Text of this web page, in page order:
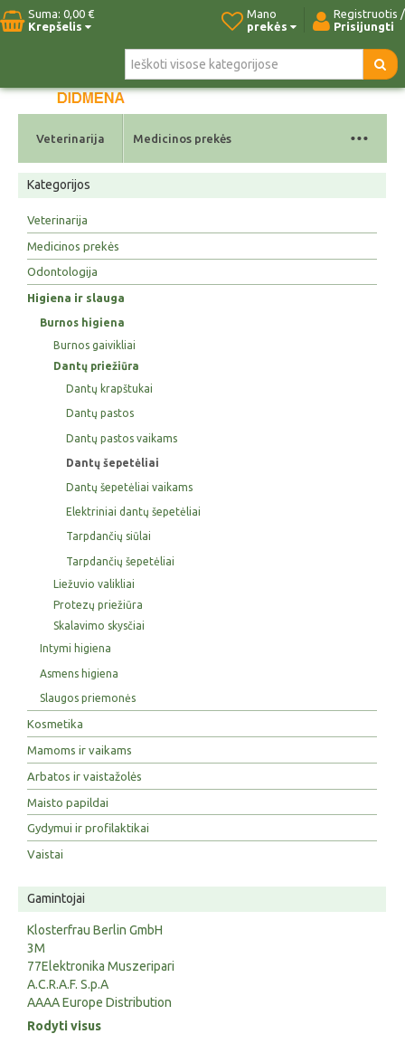
Suma: 0,00 €
Krepšelis
Registruotis /
Prisijungti
Mano
prekės
Pradžia Naujos prekės Kontaktai
Veterinarija Medicinos prekės ...
Kategorijos
Veterinarija
Medicinos prekės
Odontologija
Higiena ir slauga
Burnos higiena
Burnos gaivikliai
Dantų priežiūra
Dantų krapštukai
Dantų pastos
Dantų pastos vaikams
Dantų šepetėliai
Dantų šepetėliai vaikams
Elektriniai dantų šepetėliai
Tarpdančių siūlai
Tarpdančių šepetėliai
Liežuvio valikliai
Protezų priežiūra
Skalavimo skysčiai
Intymi higiena
Asmens higiena
Slaugos priemonės
Kosmetika
Mamoms ir vaikams
Arbatos ir vaistažolės
Maisto papildai
Gydymui ir profilaktikai
Vaistai
Gamintojai
Klosterfrau Berlin GmbH
3M
77Elektronika Muszeripari
A.C.R.A.F. S.p.A
AAAA Europe Distribution
Rodyti visus